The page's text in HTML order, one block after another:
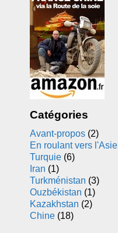
Catégories
Avant-propos (2)
En roulant vers l'Asie
Turquie (6)
Iran (1)
Turkménistan (3)
Ouzbékistan (1)
Kazakhstan (2)
Chine (18)